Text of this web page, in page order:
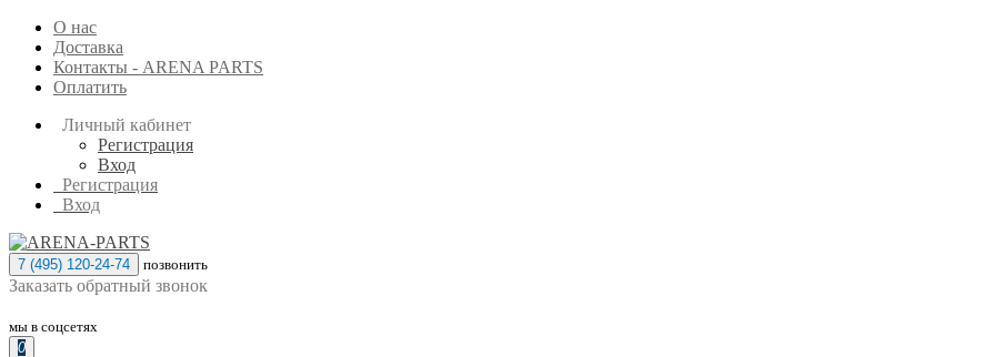
О нас
Доставка
Контакты - ARENA PARTS
Оплатить
Личный кабинет
Регистрация
Вход
Регистрация
Вход
7 (495) 120-24-74 позвонить
Заказать обратный звонок
мы в соцсетях
0